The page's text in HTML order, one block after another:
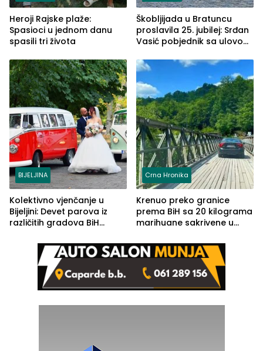
Heroji Rajske plaže:
Spasioci u jednom danu
spasili tri života
Škobljijada u Bratuncu
proslavila 25. jubilej: Srđan
Vasić pobjednik sa ulovom
BIJELJINA
Kolektivno vjenčanje u
Bijeljini: Devet parova iz
različitih gradova BiH
Crna Hronika
Krenuo preko granice
prema BiH sa 20 kilograma
marihuane sakrivene u